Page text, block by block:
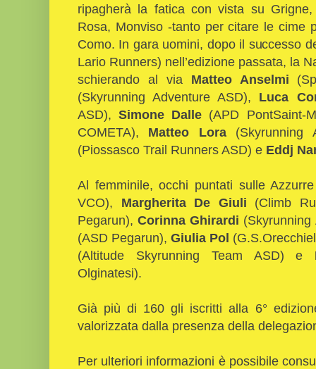
ripagherà la fatica con vista su
Rosa, Monviso -tanto per citare le cime
Como. In gara uomini, dopo il successo
Lario Runners) nell’edizione passata, la
schierando al via Matteo Anselmi
(Skyrunning Adventure ASD), Luca
ASD), Simone Dalle (APD PontSaint-
COMETA), Matteo Lora
(Piossasco Trail Runners ASD) e Eddj
Al femminile, occhi puntati sulle
VCO), Margherita De Giuli (Climb
Pegarun),Corinna Ghirardi
(ASD Pegarun), Giulia Pol
(Altitude Skyrunning Team ASD) e
Olginatesi).
Già più di 160 gli iscritti alla 6°
valorizzata dalla presenza della
Per ulteriori informazioni è possibile